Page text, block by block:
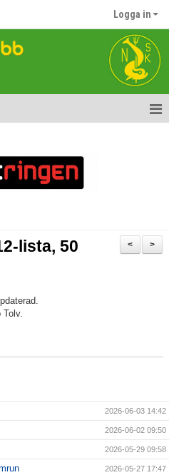
Logga in
>
<
lista, 50
Tolv.
2026-06-03 14:42
2026-06-02 09:50
2026-05-29 09:58
2026-05-27 17:47